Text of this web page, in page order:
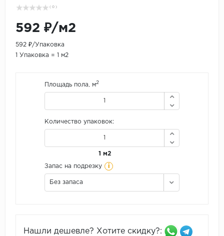
( 0 )
592 ₽/м2
592 ₽/Упаковка
1 Упаковка = 1 м2
Площадь пола, м2
Количество упаковок:
1 м2
Запас на подрезку i
Без запаса
Нашли дешевле? Хотите скидку?: